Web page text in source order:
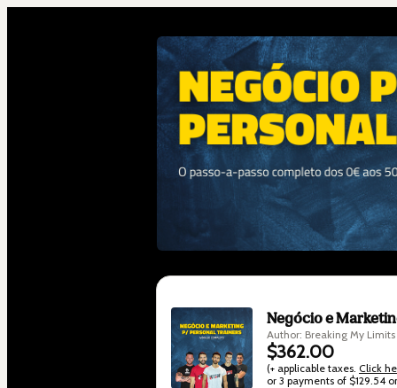
Negócio e
Author: Breaking My Limits
$362.00
(+ applicable taxes. Click
or 3 payments of $129.54